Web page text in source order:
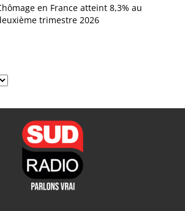
en France atteint 8,3% au
trimestre 2026